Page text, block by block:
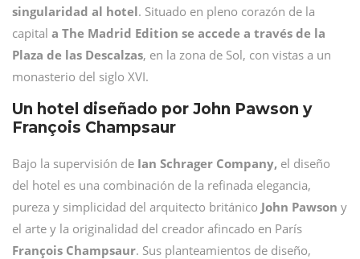
singularidad al hotel. Situado en pleno corazón de la
capital a The Madrid Edition se accede a través de la
Plaza de las Descalzas, en la zona de Sol, con vistas a un
monasterio del siglo XVI.
Un hotel diseñado por John Pawson y
François Champsaur
Bajo la supervisión de Ian Schrager Company, el diseño
del hotel es una combinación de la refinada elegancia,
pureza y simplicidad del arquitecto británico John Pawson y
el arte y la originalidad del creador afincado en París
François Champsaur. Sus planteamientos de diseño,